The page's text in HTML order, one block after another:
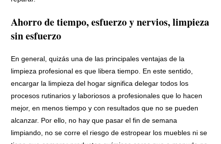
Ahorro de tiempo, esfuerzo y nervios, limpieza
sin esfuerzo
En general, quizás una de las principales ventajas de la
limpieza profesional es que libera tiempo. En este sentido,
encargar la limpieza del hogar significa delegar todos los
procesos rutinarios y laboriosos a profesionales que lo hacen
mejor, en menos tiempo y con resultados que no se pueden
alcanzar. Por ello, no hay que pasar el fin de semana
limpiando, no se corre el riesgo de estropear los muebles ni se